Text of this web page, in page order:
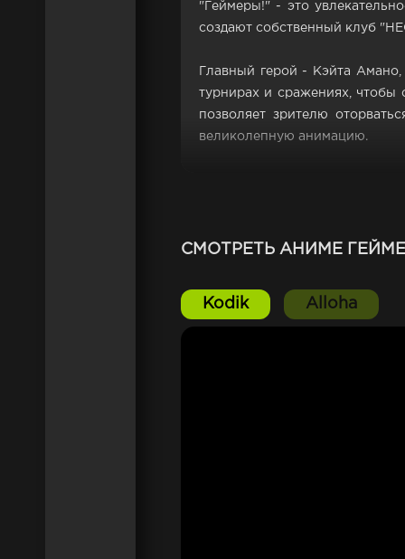
"Геймеры!" - это
создают собственный клуб
Главный герой - Кэйта
турнирах и сражениях, чтобы
позволяет зрителю
великолепную анимацию.
СМОТРЕТЬ АНИМЕ
Kodik Alloha